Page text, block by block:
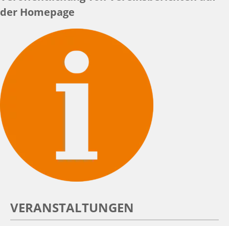
der Homepage
VERANSTALTUNGEN